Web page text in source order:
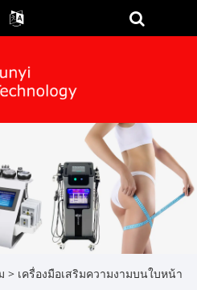
> เครื่องมือเสริมความงามบนใบหน้า